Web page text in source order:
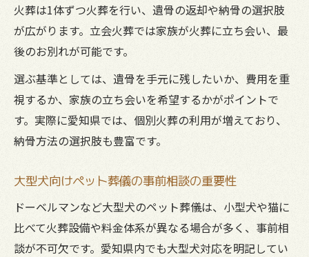
火葬は1体ずつ火葬を行い、遺骨の返却や納骨の選択肢
が広がります。立会火葬では家族が火葬に立ち会い、最
後のお別れが可能です。
選ぶ基準としては、遺骨を手元に残したいか、費用を重
視するか、家族の立ち会いを希望するかがポイントで
す。実際に愛知県では、個別火葬の利用が増えており、
納骨方法の選択肢も豊富です。
大型犬向けペット葬儀の事前相談の重要性
ドーベルマンなど大型犬のペット葬儀は、小型犬や猫に
比べて火葬設備や料金体系が異なる場合が多く、事前相
談が不可欠です。愛知県内でも大型犬対応を明記してい